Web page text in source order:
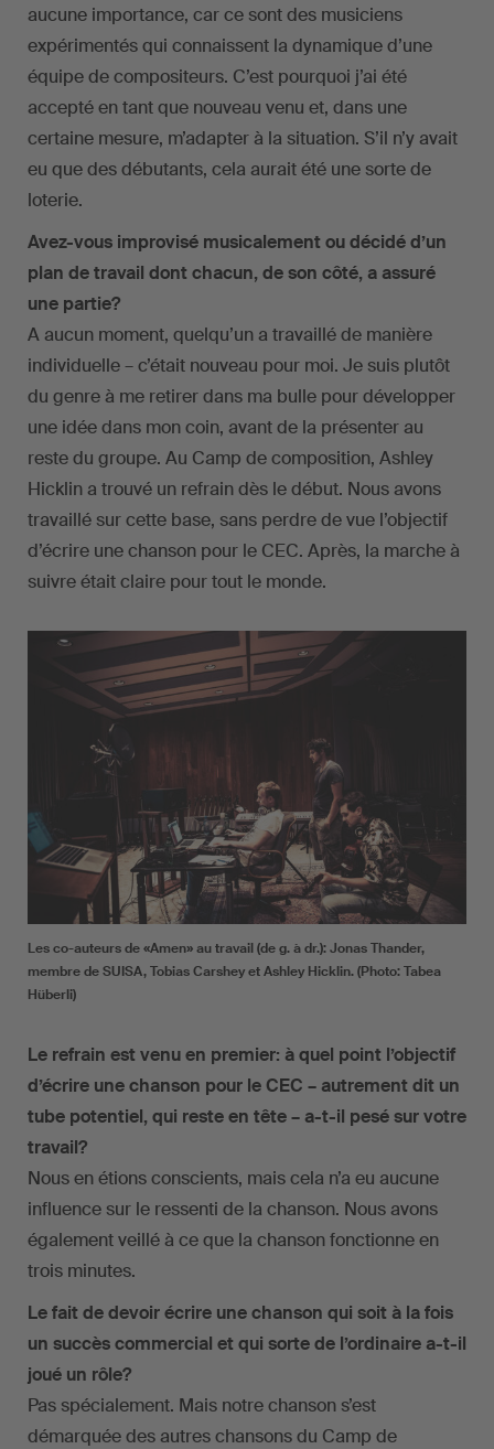
aucune importance, car ce sont des musiciens
expérimentés qui connaissent la dynamique d’une
équipe de compositeurs. C’est pourquoi j’ai été
accepté en tant que nouveau venu et, dans une
certaine mesure, m’adapter à la situation. S’il n’y avait
eu que des débutants, cela aurait été une sorte de
loterie.
Avez-vous improvisé musicalement ou décidé d’un
plan de travail dont chacun, de son côté, a assuré
une partie?
A aucun moment, quelqu’un a travaillé de manière
individuelle – c’était nouveau pour moi. Je suis plutôt
du genre à me retirer dans ma bulle pour développer
une idée dans mon coin, avant de la présenter au
reste du groupe. Au Camp de composition, Ashley
Hicklin a trouvé un refrain dès le début. Nous avons
travaillé sur cette base, sans perdre de vue l’objectif
d’écrire une chanson pour le CEC. Après, la marche à
suivre était claire pour tout le monde.
Les co-auteurs de «Amen» au travail (de g. à dr.): Jonas Thander,
membre de SUISA, Tobias Carshey et Ashley Hicklin. (Photo: Tabea
Hüberli)
Le refrain est venu en premier: à quel point l’objectif
d’écrire une chanson pour le CEC – autrement dit un
tube potentiel, qui reste en tête – a-t-il pesé sur votre
travail?
Nous en étions conscients, mais cela n’a eu aucune
influence sur le ressenti de la chanson. Nous avons
également veillé à ce que la chanson fonctionne en
trois minutes.
Le fait de devoir écrire une chanson qui soit à la fois
un succès commercial et qui sorte de l’ordinaire a-t-il
joué un rôle?
Pas spécialement. Mais notre chanson s’est
démarquée des autres chansons du Camp de